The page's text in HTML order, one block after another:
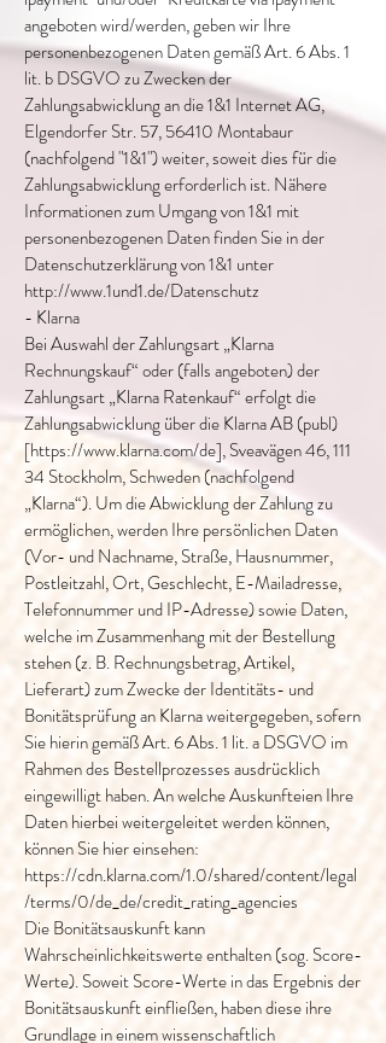
angeboten wird/werden, geben wir Ihre
personenbezogenen Daten gemäß Art. 6 Abs. 1
lit. b DSGVO zu Zwecken der
Zahlungsabwicklung an die 1&1 Internet AG,
Elgendorfer Str. 57, 56410 Montabaur
(nachfolgend "1&1") weiter, soweit dies für die
Zahlungsabwicklung erforderlich ist. Nähere
Informationen zum Umgang von 1&1 mit
personenbezogenen Daten finden Sie in der
Datenschutzerklärung von 1&1 unter
http://www.1und1.de/Datenschutz
- Klarna
Bei Auswahl der Zahlungsart „Klarna
Rechnungskauf“ oder (falls angeboten) der
Zahlungsart „Klarna Ratenkauf“ erfolgt die
Zahlungsabwicklung über die Klarna AB (publ)
[https://www.klarna.com/de], Sveavägen 46, 111
34 Stockholm, Schweden (nachfolgend
„Klarna“). Um die Abwicklung der Zahlung zu
ermöglichen, werden Ihre persönlichen Daten
(Vor- und Nachname, Straße, Hausnummer,
Postleitzahl, Ort, Geschlecht, E-Mailadresse,
Telefonnummer und IP-Adresse) sowie Daten,
welche im Zusammenhang mit der Bestellung
stehen (z. B. Rechnungsbetrag, Artikel,
Lieferart) zum Zwecke der Identitäts- und
Bonitätsprüfung an Klarna weitergegeben, sofern
Sie hierin gemäß Art. 6 Abs. 1 lit. a DSGVO im
Rahmen des Bestellprozesses ausdrücklich
eingewilligt haben. An welche Auskunfteien Ihre
Daten hierbei weitergeleitet werden können,
können Sie hier einsehen:
https://cdn.klarna.com/1.0/shared/content/legal
/terms/0/de_de/credit_rating_agencies
Die Bonitätsauskunft kann
Wahrscheinlichkeitswerte enthalten (sog. Score-
Werte). Soweit Score-Werte in das Ergebnis der
Bonitätsauskunft einfließen, haben diese ihre
Grundlage in einem wissenschaftlich